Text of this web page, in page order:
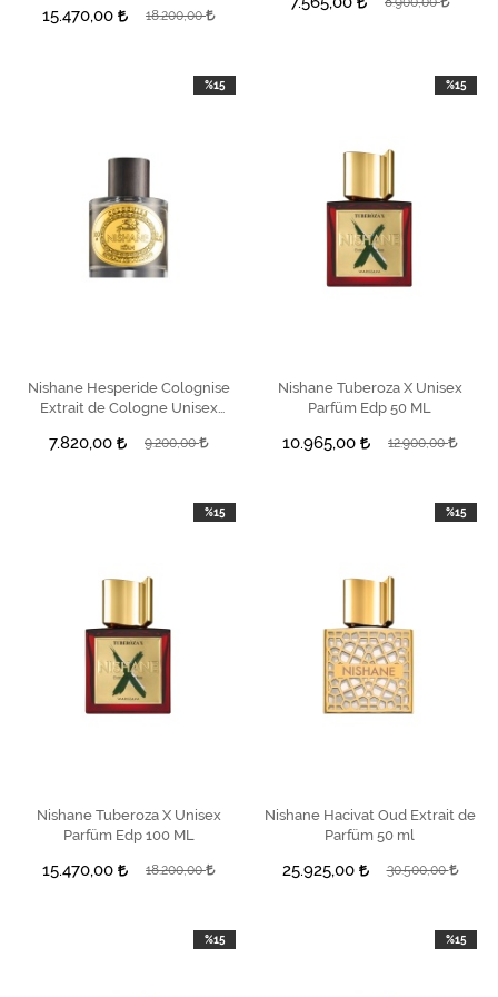
15.470,00 18.200,00
SEPETE EKLE
Nishane Hesperide Colognise
Extrait de Cologne Unisex
7.820,00 9.200,00
%15
SEPETE EKLE
Nishane Tuberoza X Unisex
Parfüm Edp 50 ML
10.965,00 12.900,00
%15
SEPETE EKLE
Nishane Tuberoza X Unisex
Parfüm Edp 100 ML
15.470,00 18.200,00
%15
SEPETE EKLE
Nishane Hacivat Oud Extrait de
Parfüm 50 ml
25.925,00 30.500,00
%15
%15 %15